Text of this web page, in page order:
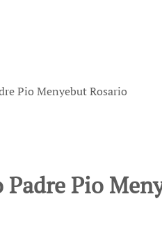
Pio Menyebut Rosario
Padre Pio